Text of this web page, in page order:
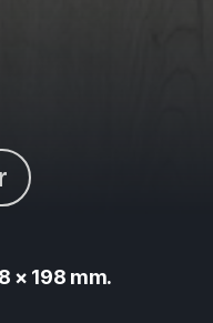
× 198 mm.